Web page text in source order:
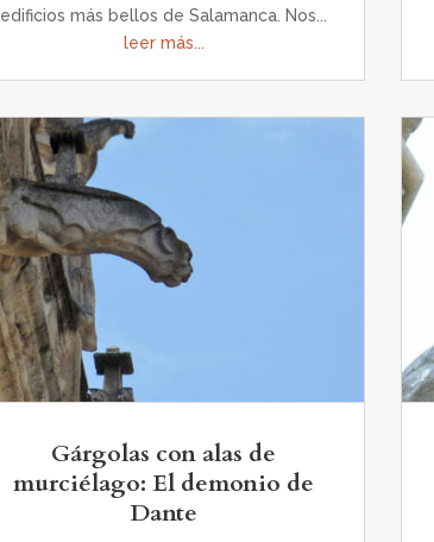
edificios más bellos de Salamanca. Nos...
leer más...
Gárgolas con alas de
murciélago: El demonio de
Dante